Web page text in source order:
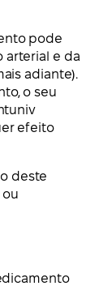
pode
arterial e da
adiante).
o seu
efeito
deste